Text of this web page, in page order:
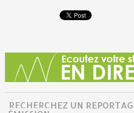
RECHERCHEZ UN